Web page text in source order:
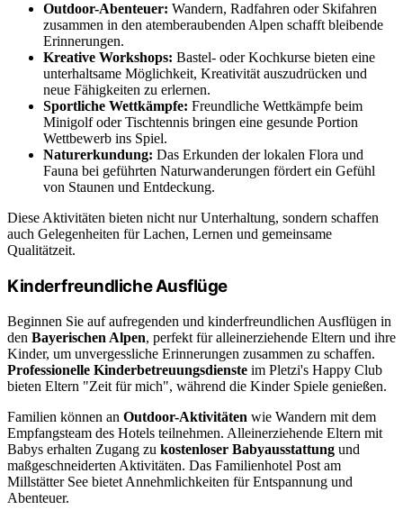
Outdoor-Abenteuer: Wandern, Radfahren oder Skifahren
zusammen in den atemberaubenden Alpen schafft bleibende
Erinnerungen.
Kreative Workshops: Bastel- oder Kochkurse bieten eine
unterhaltsame Möglichkeit, Kreativität auszudrücken und
neue Fähigkeiten zu erlernen.
Sportliche Wettkämpfe: Freundliche Wettkämpfe beim
Minigolf oder Tischtennis bringen eine gesunde Portion
Wettbewerb ins Spiel.
Naturerkundung: Das Erkunden der lokalen Flora und
Fauna bei geführten Naturwanderungen fördert ein Gefühl
von Staunen und Entdeckung.
Diese Aktivitäten bieten nicht nur Unterhaltung, sondern schaffen
auch Gelegenheiten für Lachen, Lernen und gemeinsame
Qualitätzeit.
Kinderfreundliche Ausflüge
Beginnen Sie auf aufregenden und kinderfreundlichen Ausflügen in
den Bayerischen Alpen, perfekt für alleinerziehende Eltern und ihre
Kinder, um unvergessliche Erinnerungen zusammen zu schaffen.
Professionelle Kinderbetreuungsdienste im Pletzi's Happy Club
bieten Eltern "Zeit für mich", während die Kinder Spiele genießen.
Familien können an Outdoor-Aktivitäten wie Wandern mit dem
Empfangsteam des Hotels teilnehmen. Alleinerziehende Eltern mit
Babys erhalten Zugang zu kostenloser Babyausstattung und
maßgeschneiderten Aktivitäten. Das Familienhotel Post am
Millstätter See bietet Annehmlichkeiten für Entspannung und
Abenteuer.